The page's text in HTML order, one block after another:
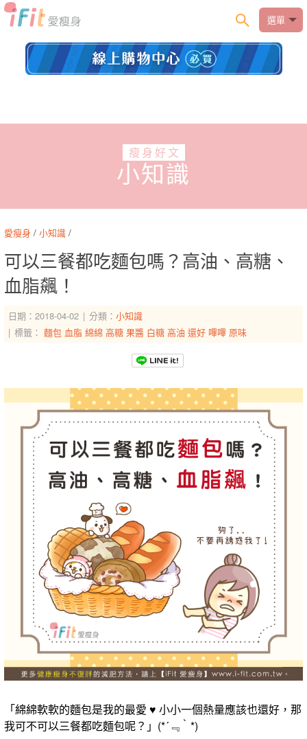
選單
瘦身好文
小知識
愛瘦身 / 小知識 /
可以三餐都吃麵包嗎？高油、高糖、
血脂飆！
日期：2018-04-02 分類： 小知識
標籤： 麵包 血脂 綿綿 高糖 果醬 白糖 高油 還好 嗶嗶 原味
「綿綿軟軟的麵包是我的最愛 ♥ 小小一個熱量應該也還好，那
我可不可以三餐都吃麵包呢？」(*´﹃｀*)